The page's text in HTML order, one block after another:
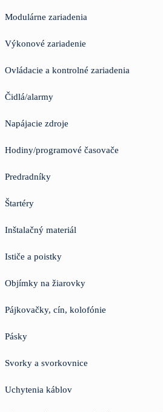
Modulárne zariadenia
Výkonové zariadenie
Ovládacie a kontrolné zariadenia
Čidlá/alarmy
Napájacie zdroje
Hodiny/programové časovače
Predradníky
Štartéry
Inštalačný materiál
Ističe a poistky
Objímky na žiarovky
Pájkovačky, cín, kolofónie
Pásky
Svorky a svorkovnice
Uchytenia káblov